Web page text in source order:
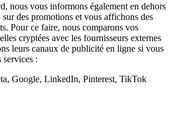
nous vous informons également en dehors
des promotions et vous affichons des
Pour ce faire, nous comparons vos
cryptées avec les fournisseurs externes
leurs canaux de publicité en ligne si vous
services :
Google, LinkedIn, Pinterest, TikTok